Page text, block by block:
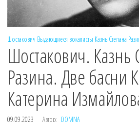
Шостакович Выдающиеся вокалисты Казнь Степана
Шостакович. Казнь
Разина. Две басни
Катерина
09.09.2023 Автор: DOMNA